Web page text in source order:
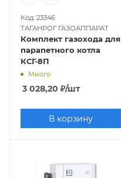
Код: 23346
ТАГАНРОГ ГАЗОАППАРАТ
Комплект газохода для
парапетного котла
КСГ-8П
Много
3 028,20 ₽/шт
В корзину